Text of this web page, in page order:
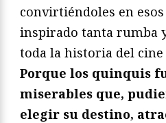
convirtiéndoles en
inspirado tanta rumba
toda la historia del cine
Porque los quinquis
miserables que,
elegir su destino,